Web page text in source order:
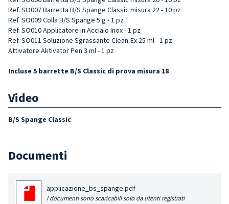
Ref. SO007 Barretta B/S Spange Classic misura 22 - 10 pz
Ref. SO009 Colla B/S Spange 5 g - 1 pz
Ref. SO010 Applicatore in Acciaio Inox - 1 pz
Ref. SO011 Soluzione Sgrassante Clean-Ex 25 ml - 1 pz
Attivatore Aktivator Pen 3 ml - 1 pz
Incluse 5 barrette B/S Classic di prova misura 18
Video
B/S Spange Classic
Documenti
applicazione_bs_spange.pdf
I documenti sono scaricabili solo da utenti registrati